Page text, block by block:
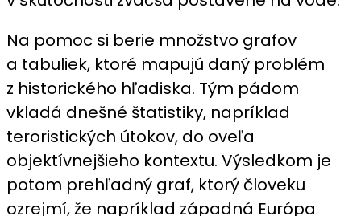
Na pomoc si berie množstvo grafov
a tabuliek, ktoré mapujú daný problém
z historického hľadiska. Tým pádom
vkladá dnešné štatistiky, napríklad
teroristických útokov, do oveľa
objektívnejšieho kontextu. Výsledkom je
potom prehľadný graf, ktorý človeku
ozrejmí, že napríklad západná Európa